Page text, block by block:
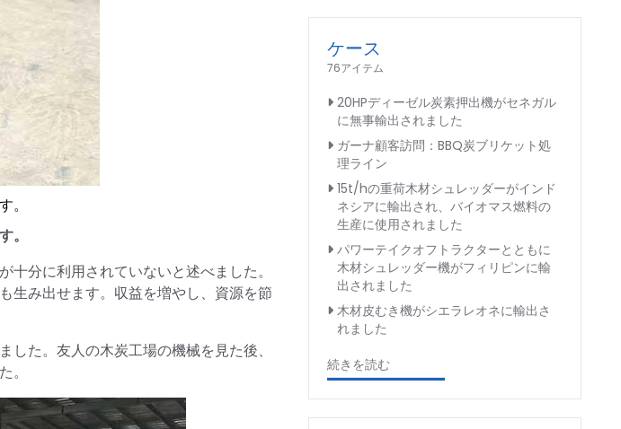
。
。
分に利用されていないと述べました。
生み出せます。収益を増やし、資源を節
た。友人の木炭工場の機械を見た後、
。
ケース
76アイテム
20HPディーゼル炭素押出機がセネガル
に無事輸出されました
ガーナ顧客訪問：BBQ炭ブリケット処
理ライン
15t/hの重荷木材シュレッダーがインド
ネシアに輸出され、バイオマス燃料の
生産に使用されました
パワーテイクオフトラクターとともに
木材シュレッダー機がフィリピンに輸
出されました
木材皮むき機がシエラレオネに輸出さ
れました
続きを読む